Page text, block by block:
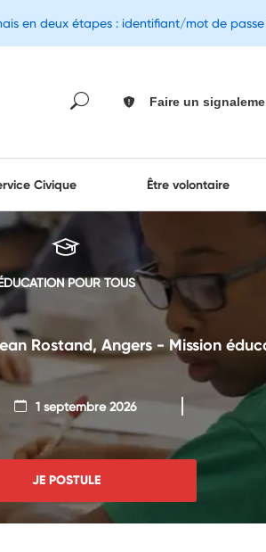
Faire un
Civique Être volontaire
POUR TOUS
Rostand, Angers - Mission
1 septembre 2026
JE POSTULE
en deux étapes : identifiant/mot de